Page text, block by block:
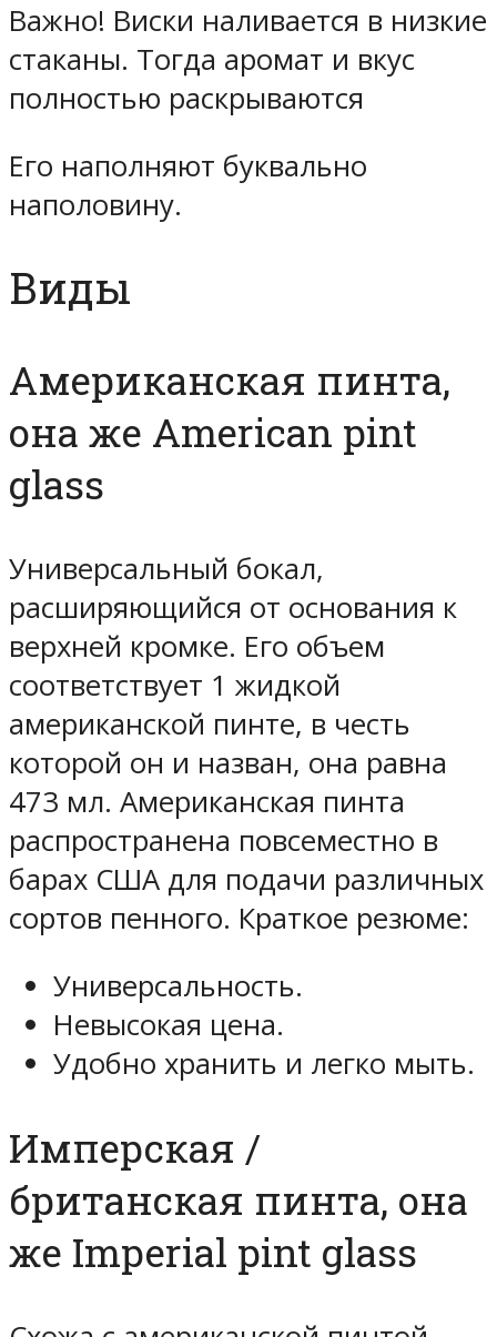
Важно! Виски наливается в низкие
стаканы. Тогда аромат и вкус
полностью раскрываются
Его наполняют буквально
наполовину.
Виды
Американская пинта,
она же American pint
glass
Универсальный бокал,
расширяющийся от основания к
верхней кромке. Его объем
соответствует 1 жидкой
американской пинте, в честь
которой он и назван, она равна
473 мл. Американская пинта
распространена повсеместно в
барах США для подачи различных
сортов пенного. Краткое резюме:
Универсальность.
Невысокая цена.
Удобно хранить и легко мыть.
Имперская /
британская пинта, она
же Imperial pint glass